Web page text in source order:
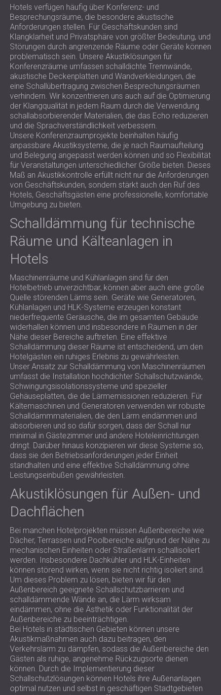
Hotels verfügen häufig über Konferenz- und
Besprechungsräume, die besondere akustische
Anforderungen stellen. Für Geschäftskunden sind
Klangklarheit und Privatsphäre von größter Bedeutung, und
Störungen durch angrenzende Räume oder Geräte können
problematisch sein. Unsere Akustiklösungen für
Konferenzräume umfassen schalldichte Trennwände,
akustische Deckenplatten und Wandverkleidungen, die
eine Schallübertragung zwischen Besprechungsräumen
verhindern. Wir konzentrieren uns auch auf die Optimierung
der Klangqualität in jedem Raum durch die Verwendung
schallabsorbierender Materialien, die das Echo reduzieren
und die Sprachverständlichkeit verbessern.
Unsere Konferenzraumprojekte beinhalten häufig
anpassbare Akustiksysteme, die je nach Raumaufteilung
und Belegung angepasst werden können und so Flexibilität
für Veranstaltungen unterschiedlicher Größe bieten. Dieses
Maß an Akustikkontrolle erfüllt nicht nur die Anforderungen
von Geschäftskunden, sondern stärkt auch den Ruf des
Hotels, Geschäftsgästen eine professionelle, komfortable
Umgebung zu bieten.
Schalldämmung für technische
Räume und Kälteanlagen in
Hotels
Maschinenräume und Kühlanlagen sind für den
Hotelbetrieb unverzichtbar, können aber auch eine große
Quelle störenden Lärms sein. Geräte wie Generatoren,
Kühlanlagen und HLK-Systeme erzeugen konstant
niederfrequente Geräusche, die im gesamten Gebäude
widerhallen können und insbesondere in Räumen in der
Nähe dieser Bereiche auftreten. Eine effektive
Schalldämmung dieser Räume ist entscheidend, um den
Hotelgästen ein ruhiges Erlebnis zu gewährleisten.
Unser Ansatz zur Schalldämmung von Maschinenräumen
umfasst die Installation hochdichter Schallschutzwände,
Schwingungsisolationssysteme und spezieller
Gehäuseplatten, die die Lärmemissionen reduzieren. Für
Kältemaschinen und Generatoren verwenden wir robuste
Schalldämmmaterialien, die den Lärm eindämmen und
absorbieren und so dafür sorgen, dass der Schall nur
minimal in Gästezimmer und andere Hoteleinrichtungen
dringt. Darüber hinaus konzipieren wir diese Systeme so,
dass sie den Betriebsanforderungen jeder Einheit
standhalten und eine effektive Schalldämmung ohne
Leistungseinbußen gewährleisten.
Akustiklösungen für Außen- und
Dachflächen
Bei manchen Hotelprojekten müssen Außenbereiche wie
Dächer, Terrassen und Poolbereiche aufgrund der Nähe zu
mechanischen Einheiten oder Straßenlärm schallisoliert
werden. Insbesondere Dachkühler und HLK-Einheiten
können störend wirken, wenn sie nicht richtig isoliert sind.
Um dieses Problem zu lösen, bieten wir für den
Außenbereich geeignete Schallschutzbarrieren und
schalldämmende Wände an, die Lärm wirksam
eindämmen, ohne die Ästhetik oder Funktionalität der
Außenbereiche zu beeinträchtigen.
Bei Hotels in städtischen Gebieten können unsere
Akustikmaßnahmen auch dazu beitragen, den
Verkehrslärm zu dämpfen, sodass die Außenbereiche den
Gästen als ruhige, angenehme Rückzugsorte dienen
können. Durch die Implementierung dieser
Schallschutzlösungen können Hotels ihre Außenanlagen
optimal nutzen und selbst in geschäftigen Stadtgebieten